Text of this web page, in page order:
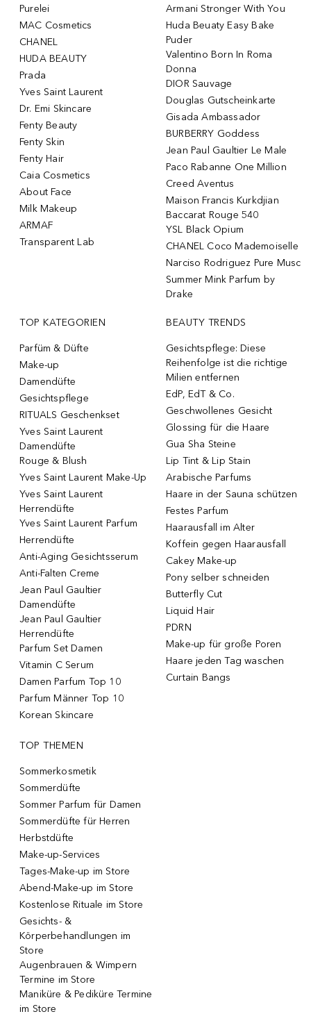
Purelei
MAC Cosmetics
CHANEL
HUDA BEAUTY
Prada
Yves Saint Laurent
Dr. Emi Skincare
Fenty Beauty
Fenty Skin
Fenty Hair
Caia Cosmetics
About Face
Milk Makeup
ARMAF
Transparent Lab
Armani Stronger With You
Huda Beuaty Easy Bake
Puder
Valentino Born In Roma
Donna
DIOR Sauvage
Douglas Gutscheinkarte
Gisada Ambassador
BURBERRY Goddess
Jean Paul Gaultier Le Male
Paco Rabanne One Million
Creed Aventus
Maison Francis Kurkdjian
Baccarat Rouge 540
YSL Black Opium
CHANEL Coco Mademoiselle
Narciso Rodriguez Pure Musc
Summer Mink Parfum by
Drake
TOP KATEGORIEN
Parfüm & Düfte
Make-up
Damendüfte
Gesichtspflege
RITUALS Geschenkset
Yves Saint Laurent
Damendüfte
Rouge & Blush
Yves Saint Laurent Make-Up
Yves Saint Laurent
Herrendüfte
Yves Saint Laurent Parfum
Herrendüfte
Anti-Aging Gesichtsserum
Anti-Falten Creme
Jean Paul Gaultier
Damendüfte
Jean Paul Gaultier
Herrendüfte
Parfum Set Damen
Vitamin C Serum
Damen Parfum Top 10
Parfum Männer Top 10
Korean Skincare
BEAUTY TRENDS
Gesichtspflege: Diese
Reihenfolge ist die richtige
Milien entfernen
EdP, EdT & Co.
Geschwollenes Gesicht
Glossing für die Haare
Gua Sha Steine
Lip Tint & Lip Stain
Arabische Parfums
Haare in der Sauna schützen
Festes Parfum
Haarausfall im Alter
Koffein gegen Haarausfall
Cakey Make-up
Pony selber schneiden
Butterfly Cut
Liquid Hair
PDRN
Make-up für große Poren
Haare jeden Tag waschen
Curtain Bangs
TOP THEMEN
Sommerkosmetik
Sommerdüfte
Sommer Parfum für Damen
Sommerdüfte für Herren
Herbstdüfte
Make-up-Services
Tages-Make-up im Store
Abend-Make-up im Store
Kostenlose Rituale im Store
Gesichts- &
Körperbehandlungen im
Store
Augenbrauen & Wimpern
Termine im Store
Maniküre & Pediküre Termine
im Store